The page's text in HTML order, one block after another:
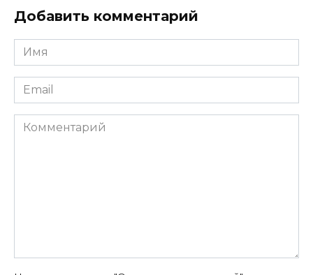
Добавить комментарий
Имя
*
Email
*
Комментарий